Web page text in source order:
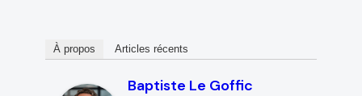
À propos Articles récents
Baptiste Le Goffic